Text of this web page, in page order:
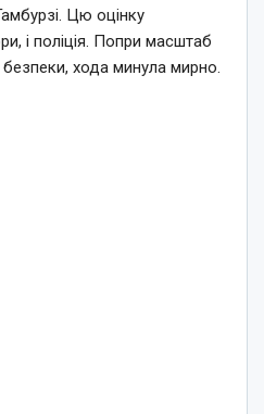
Цю оцінку
і поліція. Попри масштаб
безпеки, хода минула мирно.